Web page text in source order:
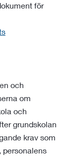
för
och
om
och
grundskolan
krav som
personalens